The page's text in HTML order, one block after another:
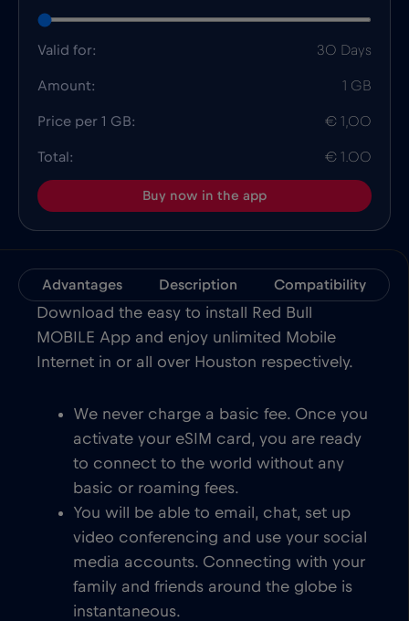
Valid for: 30 Days
Amount: 1 GB
Price per 1 GB: € 1,00
Total: € 1.00
Buy now in the app
Advantages Description Compatibility
Download the easy to install Red Bull
MOBILE App and enjoy unlimited Mobile
Internet in or all over Houston respectively.
We never charge a basic fee. Once you
activate your eSIM card, you are ready
to connect to the world without any
basic or roaming fees.
You will be able to email, chat, set up
video conferencing and use your social
media accounts. Connecting with your
family and friends around the globe is
instantaneous.